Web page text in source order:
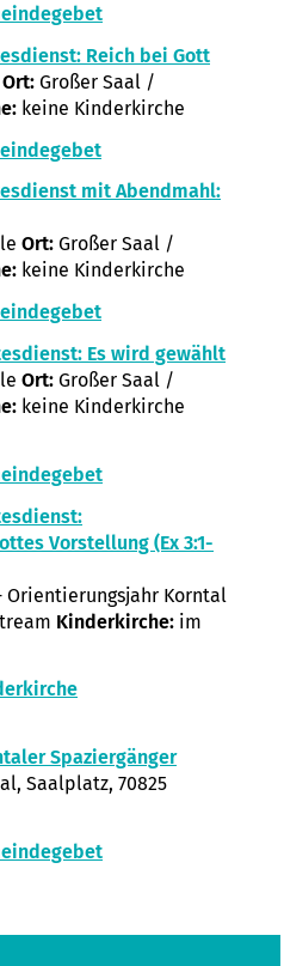
Reich bei Gott
Ort: Großer Saal /
keine Kinderkirche
mit Abendmahl:
Ort: Großer Saal /
keine Kinderkirche
Es wird gewählt
Ort: Großer Saal /
keine Kinderkirche
Vorstellung (Ex 3:1-
Orientierungsjahr Korntal
Kinderkirche: im
Spaziergänger
Saalplatz, 70825